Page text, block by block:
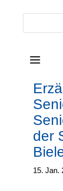
a
der
15. Jan.